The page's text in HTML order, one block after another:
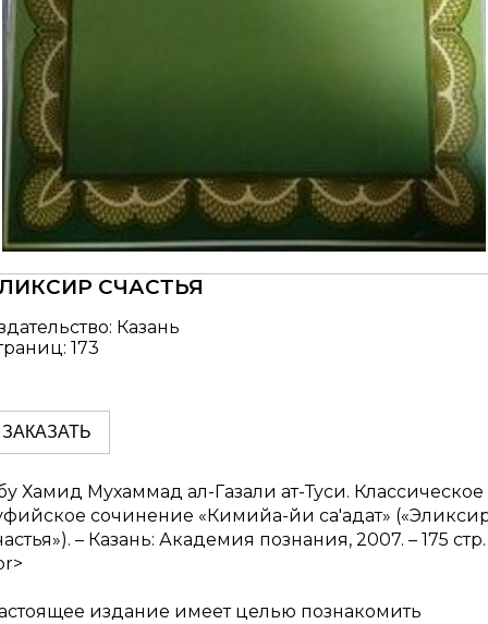
СЧАСТЬЯ
Казань
173
ЗАКАЗАТЬ
Хамид Мухаммад ал-Газали ат-Туси. Классическое
сочинение «Кимийа-йи са'адат»
– Казань: Академия познания, 2007. – 175 стр.
издание имеет целью познакомить